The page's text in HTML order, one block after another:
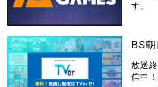
す。
BS
放送
信中